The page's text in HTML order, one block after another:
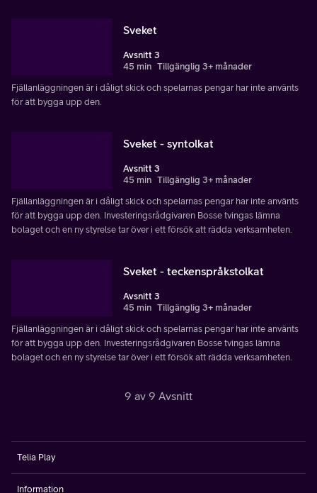
Sveket
Avsnitt 3
45 min Tillgänglig 3+ månader
Fjällanläggningen är i dåligt skick och spelarnas pengar har inte använts
för att bygga upp den.
Sveket - syntolkat
Avsnitt 3
45 min Tillgänglig 3+ månader
Fjällanläggningen är i dåligt skick och spelarnas pengar har inte använts
för att bygga upp den. Investeringsrådgivaren Bosse tvingas lämna
bolaget och en ny styrelse tar över i ett försök att rädda verksamheten.
Sveket - teckenspråkstolkat
Avsnitt 3
45 min Tillgänglig 3+ månader
Fjällanläggningen är i dåligt skick och spelarnas pengar har inte använts
för att bygga upp den. Investeringsrådgivaren Bosse tvingas lämna
bolaget och en ny styrelse tar över i ett försök att rädda verksamheten.
9 av 9 Avsnitt
Telia Play
Information